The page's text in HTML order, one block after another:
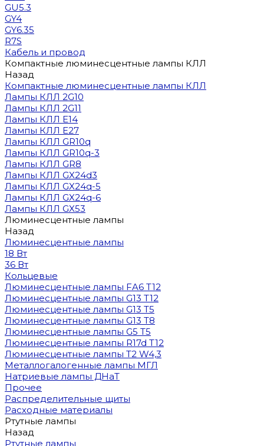
GU5.3
GY4
GY6.35
R7S
Кабель и провод
Компактные люминесцентные лампы КЛЛ
Назад
Компактные люминесцентные лампы КЛЛ
Лампы КЛЛ 2G10
Лампы КЛЛ 2G11
Лампы КЛЛ E14
Лампы КЛЛ E27
Лампы КЛЛ GR10q
Лампы КЛЛ GR10q-3
Лампы КЛЛ GR8
Лампы КЛЛ GX24d3
Лампы КЛЛ GX24q-5
Лампы КЛЛ GX24q-6
Лампы КЛЛ GX53
Люминесцентные лампы
Назад
Люминесцентные лампы
18 Вт
36 Вт
Кольцевые
Люминесцентные лампы FA6 T12
Люминесцентные лампы G13 T12
Люминесцентные лампы G13 T5
Люминесцентные лампы G13 T8
Люминесцентные лампы G5 T5
Люминесцентные лампы R17d T12
Люминесцентные лампы T2 W4,3
Металлогалогенные лампы МГЛ
Натриевые лампы ДНаТ
Прочее
Распределительные щиты
Расходные материалы
Ртутные лампы
Назад
Ртутные лампы